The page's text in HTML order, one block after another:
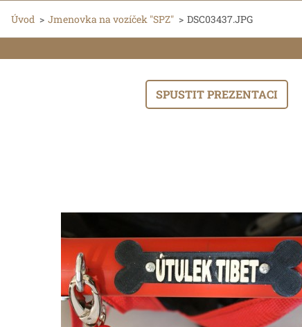
Úvod > Jmenovka na vozíček "SPZ" > DSC03437.JPG
SPUSTIT PREZENTACI